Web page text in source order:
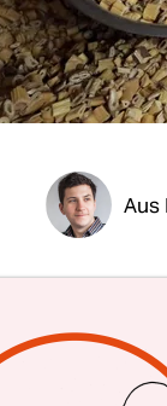
Aus
bald über
Während